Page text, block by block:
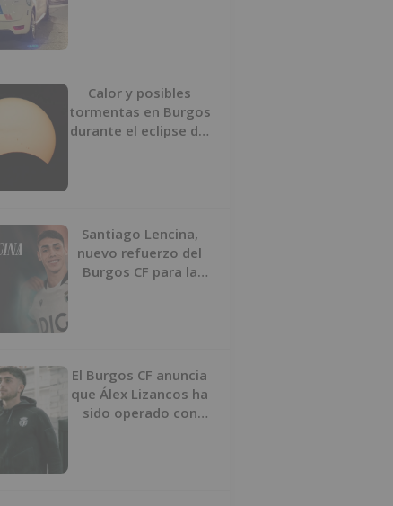
Calor y posibles
tormentas en Burgos
durante el eclipse del
Santiago Lencina,
nuevo refuerzo del
Burgos CF para la
El Burgos CF anuncia
que Álex Lizancos ha
sido operado con